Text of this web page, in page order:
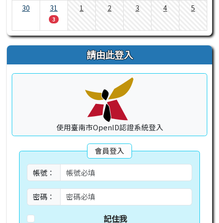
30 31
3
1 2 3 4 5
請由此登入
使用臺南市OpenID認證系統登入
會員登入
帳號：
密碼：
記住我